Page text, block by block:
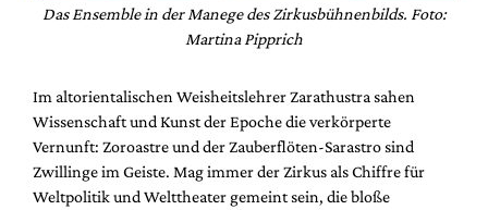
Das Ensemble in der Manege des Zirkusbühnenbilds. Foto:
Martina Pipprich
Im altorientalischen Weisheitslehrer Zarathustra sahen
Wissenschaft und Kunst der Epoche die verkörperte
Vernunft: Zoroastre und der Zauberflöten-Sarastro sind
Zwillinge im Geiste. Mag immer der Zirkus als Chiffre für
Weltpolitik und Welttheater gemeint sein, die bloße